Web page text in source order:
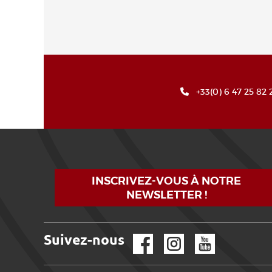
+33(0) 6 47 25 82
INSCRIVEZ-VOUS À NOTRE
NEWSLETTER !
Suivez-nous